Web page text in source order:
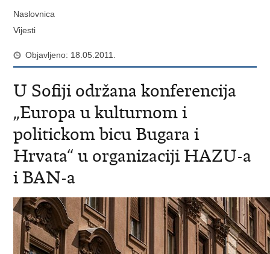
Naslovnica
Vijesti
Objavljeno: 18.05.2011.
U Sofiji održana konferencija
„Europa u kulturnom i
politickom bicu Bugara i
Hrvata“ u organizaciji HAZU-a
i BAN-a